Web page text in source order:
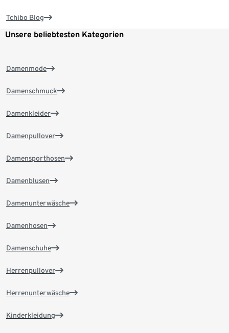
Tchibo Blog
Unsere beliebtesten Kategorien
Damenmode
Damenschmuck
Damenkleider
Damenpullover
Damensporthosen
Damenblusen
Damenunterwäsche
Damenhosen
Damenschuhe
Herrenpullover
Herrenunterwäsche
Kinderkleidung